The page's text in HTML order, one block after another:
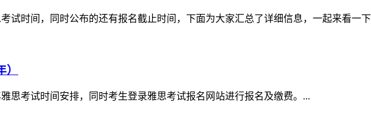
试时间，同时公布的还有报名截止时间，下面为大家汇总了详细信息，一起来看一
思考试时间安排，同时考生登录雅思考试报名网站进行报名及缴费。...